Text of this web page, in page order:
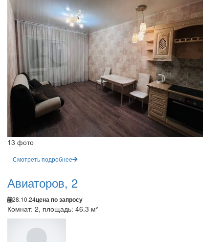
13 фото
Смотреть подробнее
Авиаторов, 2
28.10.24цена по запросу
Комнат: 2, площадь: 46.3 м²